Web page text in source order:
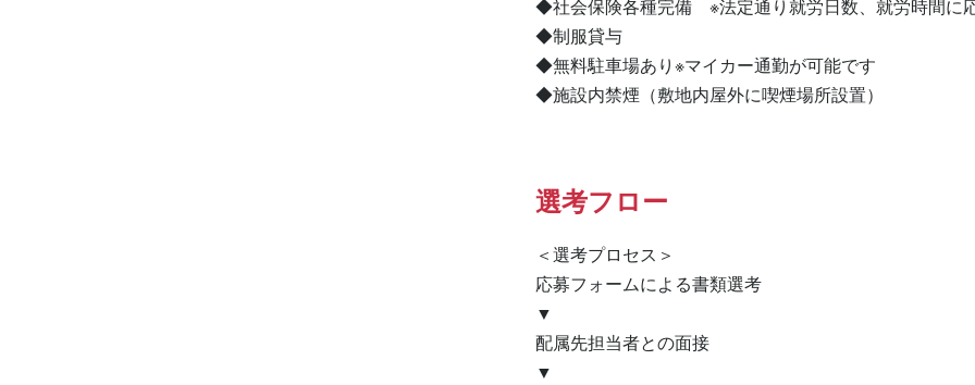
◆社会保険各種完備　※法定通り就労日数、就労時間に
◆制服貸与
◆無料駐車場あり※マイカー通勤が可能です
◆施設内禁煙（敷地内屋外に喫煙場所設置）
選考フロー
＜選考プロセス＞
応募フォームによる書類選考
▼
配属先担当者との面接
▼